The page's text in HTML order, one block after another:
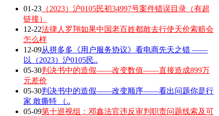
01-23 （2023）沪0105民初34997号案件错误目录（有超
链接）
12-22法律人罗翔如果中国老百姓都敢去行使天价索赔会
怎么样
12-09从拼多多《用户服务协议》看电商先天之错 ——
以（2023）沪0105民..
05-30判决书中的造假——改变数值——直接造成899万
元差价
05-30判决书中的造假——改变顺序——看出问题你是行
家 敢撕特 （..
05-09第十巡视组：邓鑫法官违反审判职责问题线索及可